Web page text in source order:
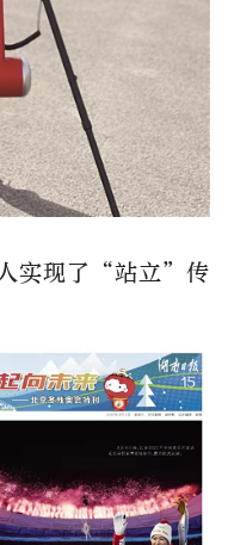
人实现了“站立”传